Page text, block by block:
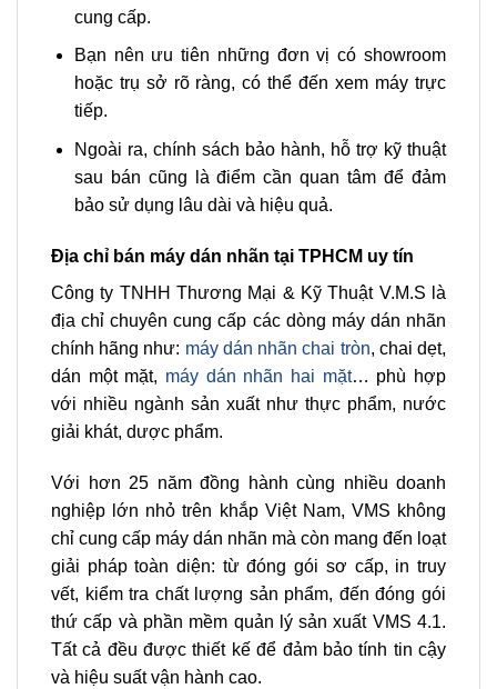
cung cấp.
Bạn nên ưu tiên những đơn vị có showroom
hoặc trụ sở rõ ràng, có thể đến xem máy trực
tiếp.
Ngoài ra, chính sách bảo hành, hỗ trợ kỹ thuật
sau bán cũng là điểm cần quan tâm để đảm
bảo sử dụng lâu dài và hiệu quả.
Địa chỉ bán máy dán nhãn tại TPHCM uy tín
Công ty TNHH Thương Mại & Kỹ Thuật V.M.S là
địa chỉ chuyên cung cấp các dòng máy dán nhãn
chính hãng như: máy dán nhãn chai tròn, chai dẹt,
dán một mặt, máy dán nhãn hai mặt… phù hợp
với nhiều ngành sản xuất như thực phẩm, nước
giải khát, dược phẩm.
Với hơn 25 năm đồng hành cùng nhiều doanh
nghiệp lớn nhỏ trên khắp Việt Nam, VMS không
chỉ cung cấp máy dán nhãn mà còn mang đến loạt
giải pháp toàn diện: từ đóng gói sơ cấp, in truy
vết, kiểm tra chất lượng sản phẩm, đến đóng gói
thứ cấp và phần mềm quản lý sản xuất VMS 4.1.
Tất cả đều được thiết kế để đảm bảo tính tin cậy
và hiệu suất vận hành cao.